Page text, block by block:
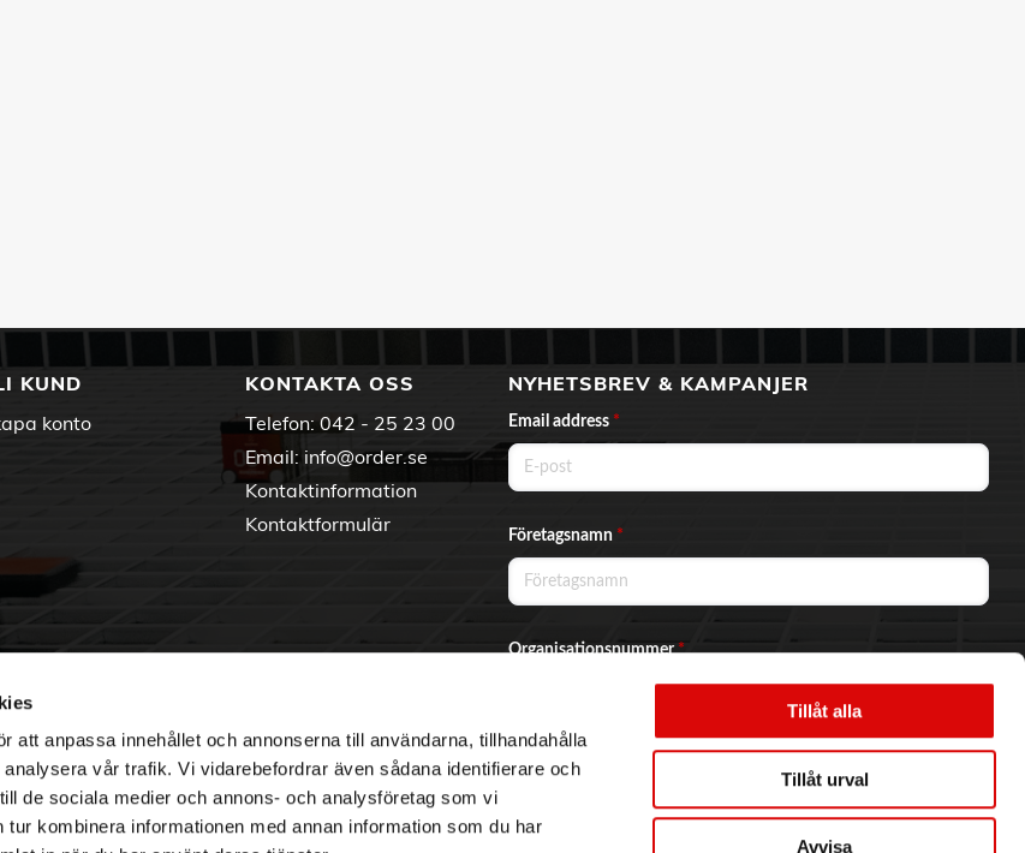
att anpassa innehållet och annonserna till användarna, tillhandahålla
vår trafik. Vi vidarebefordrar även sådana identifierare och
de sociala medier och annons- och analysföretag som vi
kombinera informationen med annan information som du har
Tillåt alla
Tillåt urval
Avvisa
KUND
konto
KONTAKTA OSS
Telefon: 042 - 25 23 00
Email: info@order.se
Kontaktinformation
Kontaktformulär
NYHETSBREV & KAMPANJER
Email address *
Företagsnamn *
Organisationsnummer*
Ja, jag vill prenumerera på nyhetsbrevet.